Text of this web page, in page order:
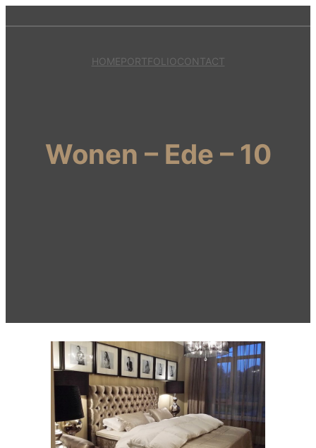
HOMEPORTFOLIOCONTACT
Wonen – Ede – 10